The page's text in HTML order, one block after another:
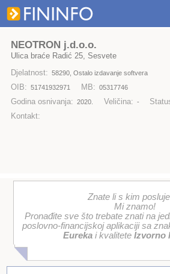
NEOTRON j.d.o.o.
Ulica braće Radić 25, Sesvete
Djelatnost: 58290, Ostalo izdavanje softvera
OIB: 51741932971 MB: 05317746
Godina osnivanja: 2020. Veličina: -
Kontakt:
Znate li s kim
Mi znamo!
Pronađite sve što trebate znati na
poslovno-financijskoj aplikaciji sa
Eurekai kvalitete Izvorno